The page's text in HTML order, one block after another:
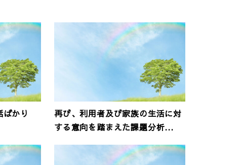
かり
再び、利用者及び家族の生活に対
する意向を踏まえた課題分析...